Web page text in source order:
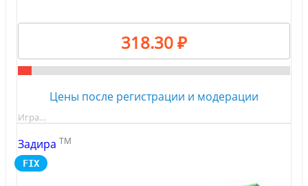
318.30 ₽
Цены после регистрации и модерации
Игра…
Задира TM
FIX